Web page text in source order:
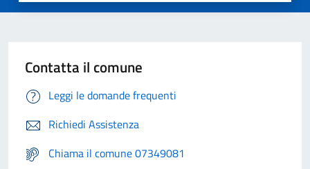
Contatta il comune
Leggi le domande frequenti
Richiedi Assistenza
Chiama il comune 07349081